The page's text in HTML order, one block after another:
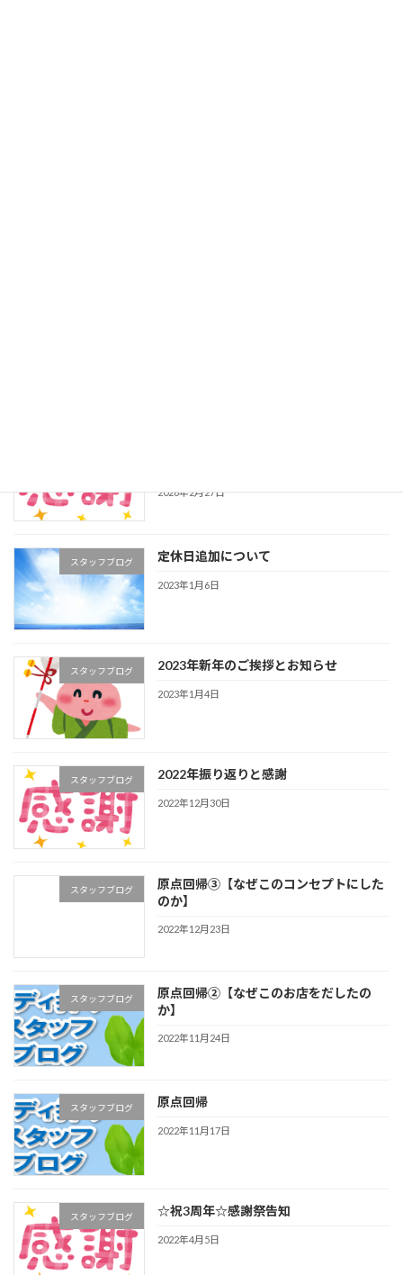
2026年2月27日
スタッフブログ 定休日追加について
2023年1月6日
スタッフブログ 2023年新年のご挨拶とお知らせ
2023年1月4日
スタッフブログ 2022年振り返りと感謝
2022年12月30日
スタッフブログ
原点回帰③【なぜこのコンセプトにした
のか】
2022年12月23日
スタッフブログ
原点回帰②【なぜこのお店をだしたの
か】
2022年11月24日
スタッフブログ 原点回帰
2022年11月17日
スタッフブログ ☆祝3周年☆感謝祭告知
2022年4月5日